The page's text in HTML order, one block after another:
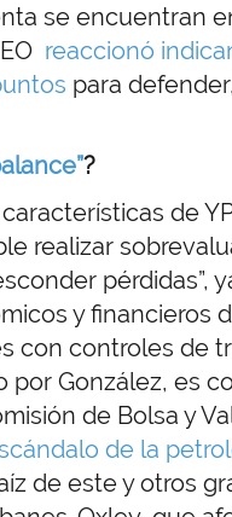
se encuentran
reaccionó
para
?
de
realizar
pérdidas”,
y financieros
con controles de
González, es
de Bolsa y
de la
de este y otros